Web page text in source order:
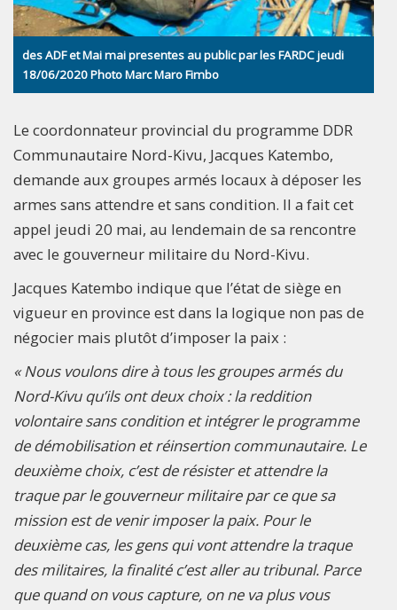
des ADF et Mai mai presentes au public par les FARDC jeudi
18/06/2020 Photo Marc Maro Fimbo
Le coordonnateur provincial du programme DDR
Communautaire Nord-Kivu, Jacques Katembo,
demande aux groupes armés locaux à déposer les
armes sans attendre et sans condition. Il a fait cet
appel jeudi 20 mai, au lendemain de sa rencontre
avec le gouverneur militaire du Nord-Kivu.
Jacques Katembo indique que l’état de siège en
vigueur en province est dans la logique non pas de
négocier mais plutôt d’imposer la paix :
« Nous voulons dire à tous les groupes armés du
Nord-Kivu qu’ils ont deux choix : la reddition
volontaire sans condition et intégrer le programme
de démobilisation et réinsertion communautaire. Le
deuxième choix, c’est de résister et attendre la
traque par le gouverneur militaire par ce que sa
mission est de venir imposer la paix. Pour le
deuxième cas, les gens qui vont attendre la traque
des militaires, la finalité c’est aller au tribunal. Parce
que quand on vous capture, on ne va plus vous